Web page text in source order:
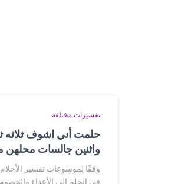
تفسيرات مختلفة
حلمت أني اشوف ثلاثه
واثنين جالسات محلهن
وفقًا لموسوعات تفسير
في الحلم إلى الأعداء